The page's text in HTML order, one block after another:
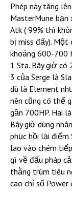
Phép này tăng
MasterMune bạn
Atk ( 99% thì
bị miss đấy).
khoảng 600-700
1 Sta. Bây giờ có
3 của Serge là
dù là Element
nên cũng có thể
gần 700HP. Hai
Bây giờ dùng
phục hồi lại điểm
lao vào chém
gì về đấu pháp
thằng trùm tiêu
cao chỉ số Power